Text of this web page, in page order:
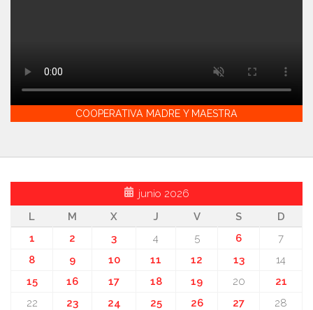
COOPERATIVA MADRE Y MAESTRA
junio 2026
L
M X J V S
D
1
2 3 4 5 6
7
8
9 10 11 12 13
14
15
16 17 18 19 20
21
22
23 24 25 26 27
28